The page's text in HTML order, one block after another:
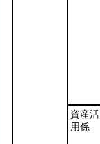
資産活
用係